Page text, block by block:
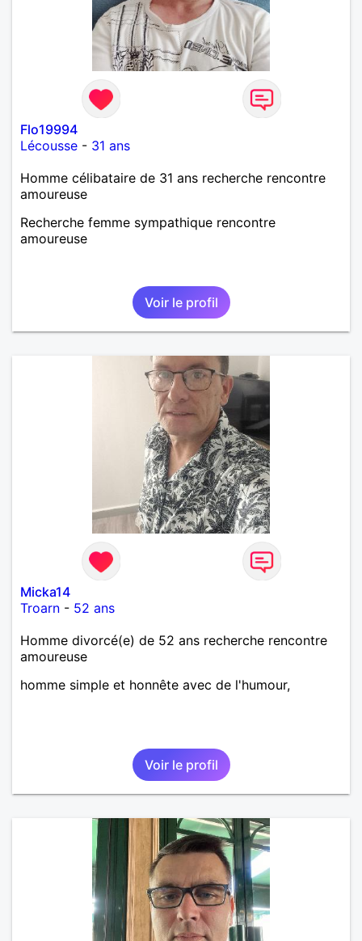
Flo19994
Lécousse - 31 ans
Homme célibataire de 31 ans recherche rencontre
amoureuse
Recherche femme sympathique rencontre
amoureuse
Voir le profil
Micka14
Troarn - 52 ans
Homme divorcé(e) de 52 ans recherche rencontre
amoureuse
homme simple et honnête avec de l'humour,
Voir le profil